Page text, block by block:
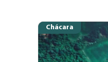
Chácara